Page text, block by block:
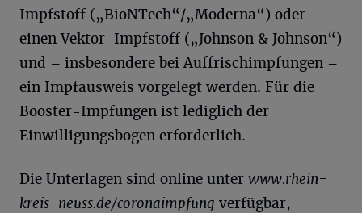
Impfstoff („BioNTech“/„Moderna“) oder
einen Vektor-Impfstoff („Johnson & Johnson“)
und – insbesondere bei Auffrischimpfungen –
ein Impfausweis vorgelegt werden. Für die
Booster-Impfungen ist lediglich der
Einwilligungsbogen erforderlich.
Die Unterlagen sind online unter www.rhein-
kreis-neuss.de/coronaimpfung verfügbar,